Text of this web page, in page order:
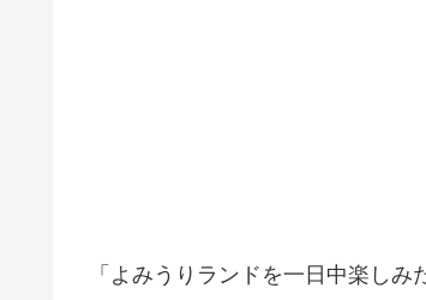
「よみうりランドを一日中楽し